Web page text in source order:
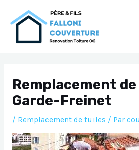
Remplacement
Garde-Freinet
/ Remplacement de tuiles / Par